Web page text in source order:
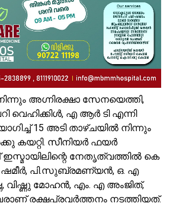
അഗ്നിരക്ഷാ സേനയെത്തി,
വെഹിക്കിൾ, എ ആർ ടി എന്നി
15 അടി താഴ്ചയിൽ നിന്നും
കയറ്റി. സീനിയർ ഫയർ
നേതൃത്വത്തിൽ കെ
ഷമീർ, പി.സുബ്രമണ്യൻ, ഒ. എ
വിഷ്ണു മോഹൻ, എം. എ അംജിത്,
രക്ഷപ്രവർത്തനം നടത്തിയത്.